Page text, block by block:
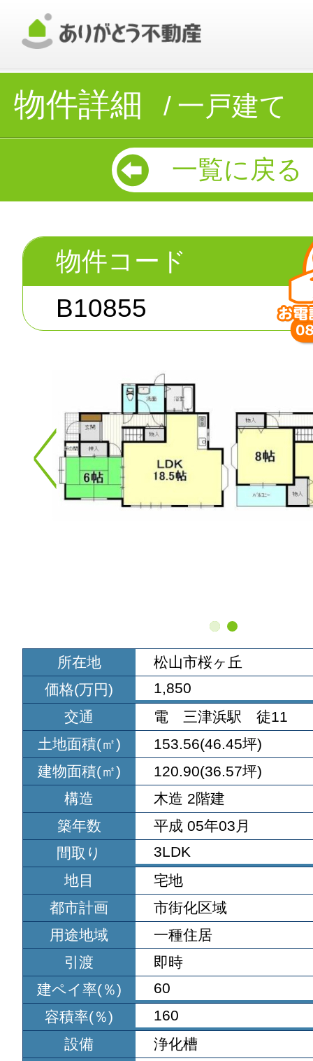
物件詳細 一戸建て
一覧に戻る
物件コード
B10855
所在地
松山市桜ヶ丘
価格(万円)
1,850
交通
電 三津浜駅 徒11
土地面積(㎡)
153.56(46.45坪)
建物面積(㎡)
120.90(36.57坪)
構造
木造 2階建
築年数
平成 05年03月
間取り
3LDK
地目
宅地
都市計画
市街化区域
用途地域
一種住居
引渡
即時
建ペイ率(％)
60
容積率(％)
160
設備
浄化槽